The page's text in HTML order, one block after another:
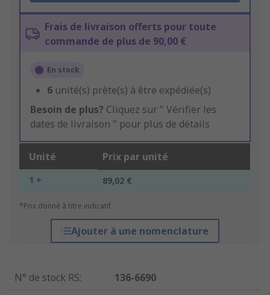
Frais de livraison offerts pour toute
commande de plus de 90,00 €
En stock
6 unité(s) prête(s) à être expédiée(s)
Besoin de plus? Cliquez sur " Vérifier les
dates de livraison " pour plus de détails
Unité Prix par unité
1 + 89,02 €
*Prix donné à titre indicatif
Ajouter à une nomenclature
N° de stock RS:
136-6690